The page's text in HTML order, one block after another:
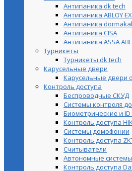
Антипаника dk tech
Антипаника ABLOY
Антипаника
Антипаника СISA
Антипаника ASSA
Турникеты
Турникеты dk tech
Карусельные двери
Карусельные двери
Контроль доступа
Беспроводные СКУД
Системы контроля
Биометрические и
Контроль доступа
Системы домофонии
Контроль доступа
Считыватели
Автономные
Контроль доступа